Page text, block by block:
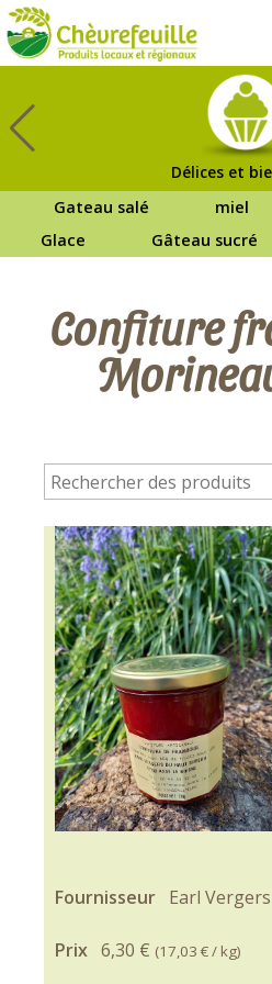
Délices et
Gateau salé
miel
Glace
Gâteau sucré
Confiture
Fournisseur Earl
Prix 6,30 € (17,03 €/ kg)